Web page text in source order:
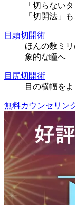
「切らない
「切開法」
目頭切開術
ほんの数ミ
象的な瞳へ
目尻切開術
目の横幅を
無料カウンセリン